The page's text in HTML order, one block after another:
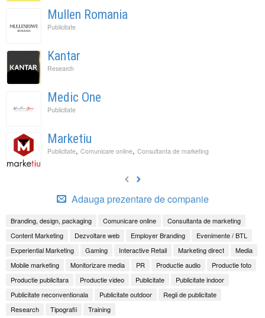
Mullen Romania
Publicitate
Kantar
Research
Medic One
Publicitate
Marketiu
Publicitate, Comunicare online, Consultanta de marketing
Adauga prezentare de companie
Branding, design, packaging Comunicare online
Consultanta de marketing
Content Marketing
Dezvoltare web Employer Branding
Evenimente / BTL
Experiential Marketing
Gaming Interactive Retail Marketing direct
Media
Mobile marketing
Monitorizare media PR Productie audio
Productie foto
Productie publicitara
Productie video Publicitate
Publicitate indoor
Publicitate neconventionala
Publicitate outdoor
Regii de publicitate
Research
Tipografii Training